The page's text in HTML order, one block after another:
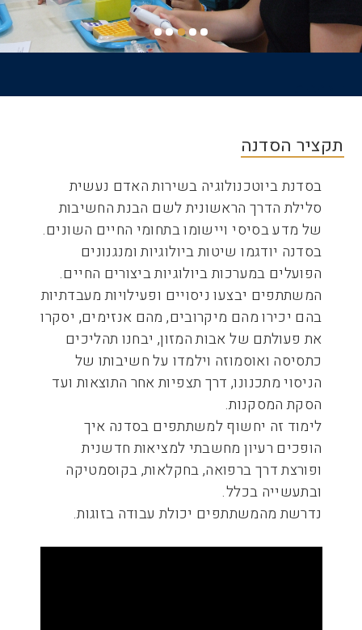
תקציר הסדנה
בסדנת ביוטכנולוגיה בשירות האדם נעשית
סלילת הדרך הראשונית לשם הבנת החשיבות
של מדע בסיסי ויישומו בתחומי החיים השונים.
בסדנה יודגמו שיטות ביולוגיות ומנגנונים
הפועלים במערכות ביולוגיות ביצורים החיים.
המשתתפים יבצעו ניסויים ופעילויות מעבדתיות
בהם יכירו מהם מיקרובים, מהם אנזימים, יסקרו
את פעולתם של אבות המזון, יבחנו תהליכים
כתסיסה ואוסמוזה וילמדו על חשיבותו של
הניסוי מתכנונו, דרך תצפיות אחר התוצאות ועד
הסקת המסקנות.
לימוד זה יחשוף למשתתפים בסדנה איך
הופכים רעיון מחשבתי למציאות חדשנית
ופורצת דרך ברפואה, בחקלאות, בקוסמטיקה
ובתעשייה בכלל.
נדרשת מהמשתתפים יכולת עבודה בזוגות.